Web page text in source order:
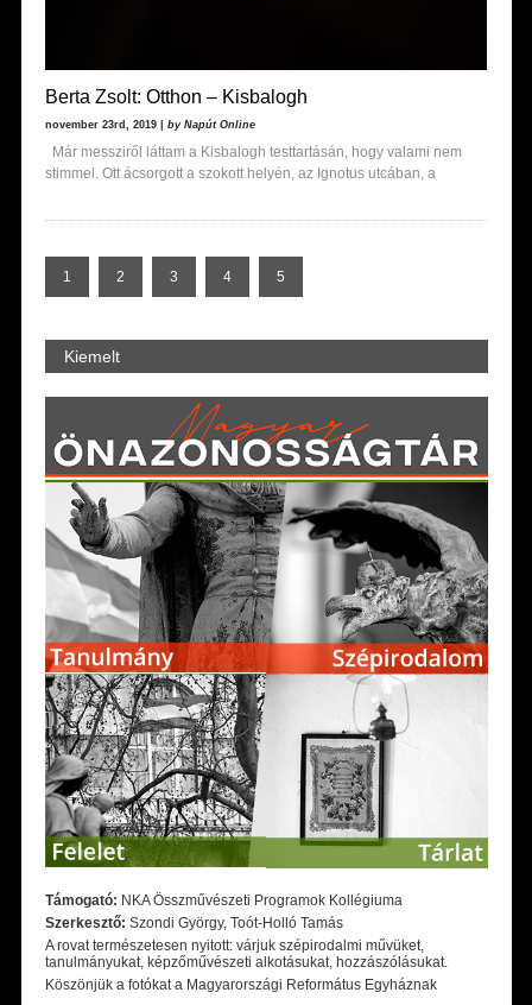
Berta Zsolt: Otthon – Kisbalogh
november 23rd, 2019 | by Napút Online
Már messziről láttam a Kisbalogh testtartásán, hogy valami nem
stimmel. Ott ácsorgott a szokott helyén, az Ignotus utcában, a
1 2 3 4 5
Kiemelt
Támogató: NKA Összművészeti Programok Kollégiuma
Szerkesztő: Szondi György, Toót-Holló Tamás
A rovat természetesen nyitott: várjuk szépirodalmi művüket,
tanulmányukat, képzőművészeti alkotásukat, hozzászólásukat.
Köszönjük a fotókat a Magyarországi Református Egyháznak